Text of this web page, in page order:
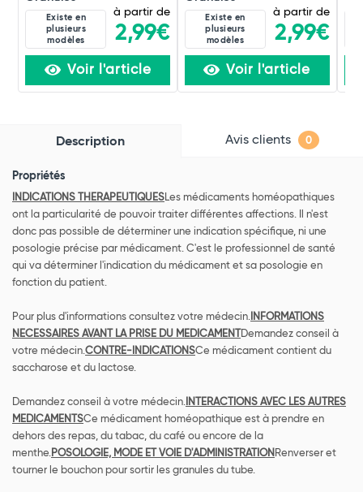
Existe en
plusieurs
modèles
à partir de
2,99€
Voir l'article
Existe en
plusieurs
modèles
à partir de
2,99€
Voir l'article
Description Avis clients 0
Propriétés
INDICATIONS THERAPEUTIQUESLes médicaments homéopathiques
ont la particularité de pouvoir traiter différentes affections. Il n'est
donc pas possible de déterminer une indication spécifique, ni une
posologie précise par médicament. C'est le professionnel de santé
qui va déterminer l'indication du médicament et sa posologie en
fonction du patient.
Pour plus d'informations consultez votre médecin. INFORMATIONS
NECESSAIRES AVANT LA PRISE DU MEDICAMENTDemandez conseil à
votre médecin.CONTRE-INDICATIONSCe médicament contient du
saccharose et du lactose.
Demandez conseil à votre médecin. INTERACTIONS AVEC LES AUTRES
MEDICAMENTSCe médicament homéopathique est à prendre en
dehors des repas, du tabac, du café ou encore de la
menthe.POSOLOGIE, MODE ET VOIE D'ADMINISTRATION Renverser et
tourner le bouchon pour sortir les granules du tube.